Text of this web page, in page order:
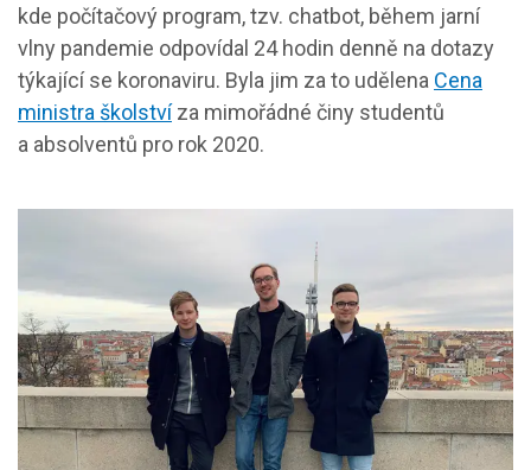
kde počítačový program, tzv. chatbot, během jarní
vlny pandemie odpovídal 24 hodin denně na dotazy
týkající se koronaviru. Byla jim za to udělena Cena
ministra školstvíza mimořádné činy studentů
a absolventů pro rok 2020.